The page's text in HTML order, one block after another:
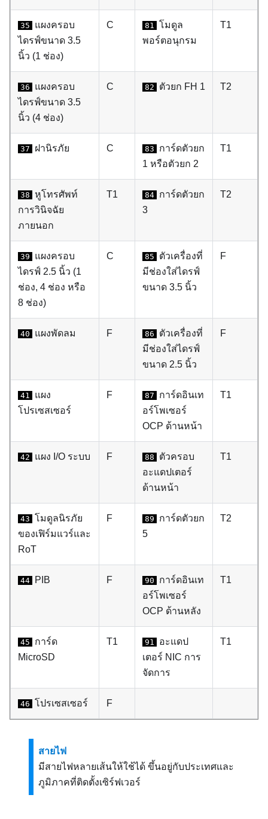
35
แผงครอบ
ไดรฟ์ขนาด 3.5
นิ้ว (1 ช่อง)
C 81
โมดูล
พอร์ตอนุกรม
T1
36
แผงครอบ
ไดรฟ์ขนาด 3.5
นิ้ว (4 ช่อง)
C 82 ตัวยก FH 1 T2
37 ฝานิรภัย C 83
การ์ดตัวยก
1 หรือตัวยก 2
T1
38 หูโทรศัพท์
การวินิจฉัย
ภายนอก
T1 84 การ์ดตัวยก
3
T2
39
แผงครอบ
ไดรฟ์ 2.5 นิ้ว (1
ช่อง, 4 ช่อง หรือ
8 ช่อง)
C 85
ตัวเครื่องที่
มีช่องใส่ไดรฟ์
ขนาด 3.5 นิ้ว
F
40 แผงพัดลม F 86
ตัวเครื่องที่
มีช่องใส่ไดรฟ์
ขนาด 2.5 นิ้ว
F
41
แผง
โปรเซสเซอร์
F 87
การ์ดอินเท
อร์โพเซอร์
OCP ด้านหน้า
T1
42 แผง I/O ระบบ F 88
ตัวครอบ
อะแดปเตอร์
ด้านหน้า
T1
43 โมดูลนิรภัย
ของเฟิร์มแวร์และ
RoT
F 89
การ์ดตัวยก
5
T2
44 PIB F 90
การ์ดอินเท
อร์โพเซอร์
OCP ด้านหลัง
T1
45
การ์ด
MicroSD
T1 91
อะแดป
เตอร์ NIC การ
จัดการ
T1
46 โปรเซสเซอร์ F
สายไฟ
มีสายไฟหลายเส้นให้ใช้ได้ ขึ้นอยู่กับประเทศและ
ภูมิภาคที่ติดตั้งเซิร์ฟเวอร์